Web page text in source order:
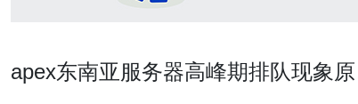
apex东南亚服务器高峰期排队现象原